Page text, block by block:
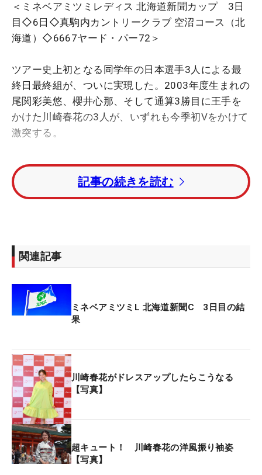
＜ミネベアミツミレディス 北海道新聞カップ 3日
目◇6日◇真駒内カントリークラブ 空沼コース（北
海道）◇6667ヤード・パー72＞
ツアー史上初となる同学年の日本選手3人による最
終日最終組が、ついに実現した。2003年度生まれの
尾関彩美悠、櫻井心那、そして通算3勝目に王手を
かけた川崎春花の3人が、いずれも今季初Vをかけて
激突する。
組み合わせの記録が残る2002年以降、同学年の最終
日最終組は16年「ほけんの窓口レディース」の申ジ
エ、キム・ハヌル、イ・ボミ（いずれも韓国）以来
「たぶん、初めてですよね」と自分たちの世代では
初めだというのは理解していたが、あらゆる世代を
代でもできていないことを、21年11月の最終プロテ
ストに合格した3年目の先鋭たちがやってのけた。
ふさわしいチャージを見せた。スタートの1番パー4
で4メートルを沈めて流れに乗ると、4番パー4は6メ
ートルを流し込み、5番は残り150ヤードの2打目を
ピンそば1メートルにつけて勢いをさらに加速させ
た、後半も15番パー4で9メートルをねじ込むなどス
コアを2つ伸ばし、順位を2位に上げた。それでも
「1.5メートルのバーディパットを2回連続で外した
り、パットが一つも入らなかった。3メートルから3
記事の続きを読む
関連記事
ミネベアミツミL 北海道新聞C 3日目の結
果
川崎春花がドレスアップしたらこうなる
【写真】
超キュート！ 川崎春花の洋風振り袖姿
【写真】